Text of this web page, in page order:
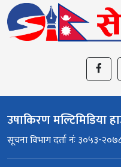
उषाकिरण मल्टिमिडिया
सूचना विभाग दर्ता नंः ३०५३-